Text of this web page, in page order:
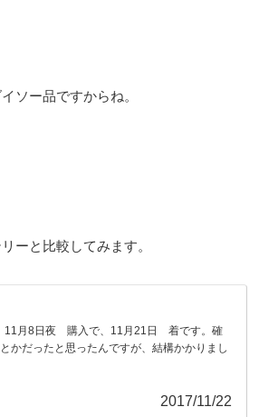
ソー品ですからね。
ーと比較してみます。
11月8日夜 購入で、11月21日 着です。確
かだったと思ったんですが、結構かかりまし
2017/11/22